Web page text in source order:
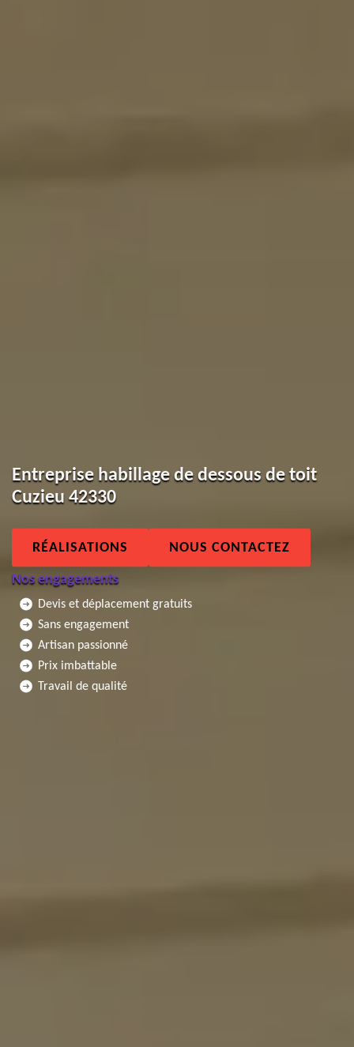
Entreprise habillage de dessous de toit
Cuzieu 42330
RÉALISATIONS NOUS CONTACTEZ
Nos engagements
Devis et déplacement gratuits
Sans engagement
Artisan passionné
Prix imbattable
Travail de qualité